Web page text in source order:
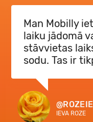
Man Mobilly
laiku jādomā
stāvvietas
sodu. Tas ir
IEVA ROZE